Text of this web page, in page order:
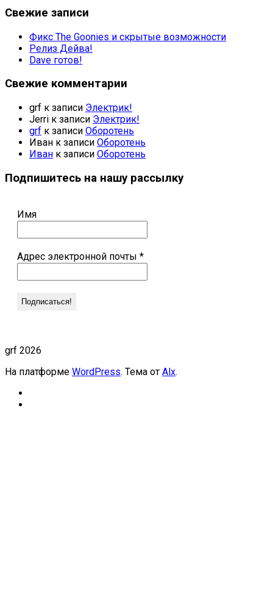
Свежие записи
Фикс The Goonies и скрытые возможности
Релиз Дейва!
Dave готов!
Свежие комментарии
grf к записи Электрик!
Jerri к записи Электрик!
grf к записи Оборотень
Иван к записи Оборотень
Иван к записи Оборотень
Подпишитесь на нашу рассылку
Имя
Адрес электронной почты *
grf 2026
На платформе WordPress. Тема от Alx.